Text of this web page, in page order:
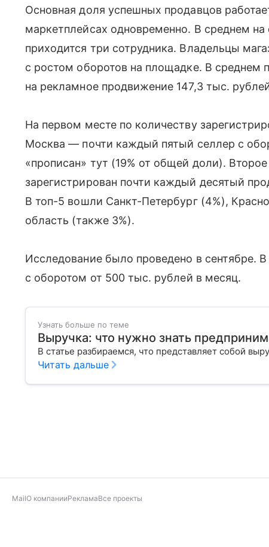
Основная доля успешных продавцов
маркетплейсах одновременно. В среднем
приходится три сотрудника. Владельцы
с ростом оборотов на площадке. В среднем
на рекламное продвижение 147,3 тыс.
На первом месте по количеству
Москва — почти каждый пятый селлер с
«прописан» тут (19% от общей доли).
зарегистрирован почти каждый десятый
В топ-5 вошли Санкт-Петербург (4%),
область (также 3%).
Исследование было проведено в сентябре.
с оборотом от 500 тыс. рублей в месяц.
Узнать больше по теме
Выручка: что нужно знать
В статье разбираемся, что представляет собой
Читать дальше
MailО компанииРекламаВсе проекты